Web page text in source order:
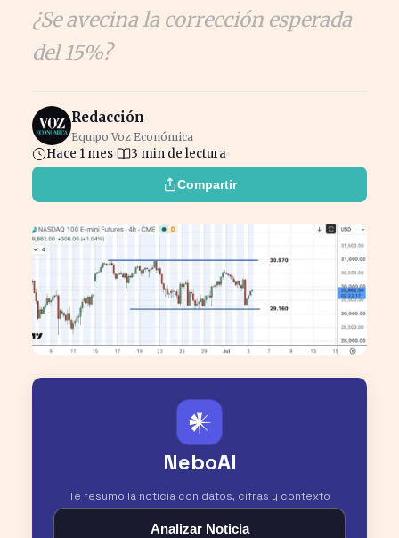
¿Se avecina la corrección esperada
del 15%?
Redacción
Equipo Voz Económica
Hace 1 mes 3 min de lectura
Compartir
𒀭
NeboAI
Te resumo la noticia con datos, cifras y contexto
Analizar Noticia